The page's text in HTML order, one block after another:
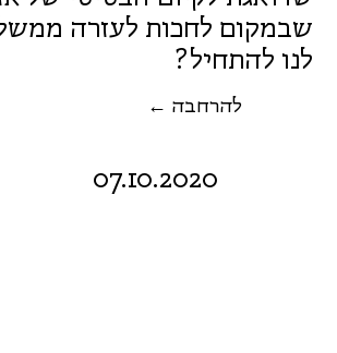
שבמקום לחכות לעזרה
לנו להתחיל?
← להרחבה
07.10.2020